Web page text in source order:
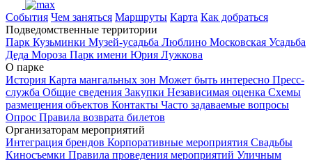
Cобытия Чем заняться Маршруты Карта Как добраться
Подведомственные территории
Парк Кузьминки Музей-усадьба Люблино Московская Усадьба
Деда Мороза Парк имени Юрия Лужкова
О парке
История Карта мангальных зон Может быть интересно Пресс-
служба Общие сведения Закупки Независимая оценка Схемы
размещения объектов Контакты Часто задаваемые вопросы
Опрос Правила возврата билетов
Организаторам мероприятий
Интеграция брендов Корпоративные мероприятия Свадьбы
Киносъемки Правила проведения мероприятий Уличным